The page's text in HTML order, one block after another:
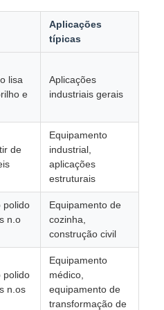
Aplicações
típicas
lisa
e
Aplicações
industriais gerais
de
Equipamento
industrial,
aplicações
estruturais
polido
n.o
Equipamento de
cozinha,
construção civil
polido
n.os
Equipamento
médico,
equipamento de
transformação de